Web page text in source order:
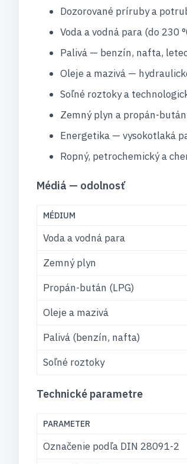
Dozorované príruby a
Voda a vodná para (do 230
Palivá — benzín, nafta,
Oleje a mazivá —
Soľné roztoky a
Zemný plyn a propán-bután
Energetika — vysokotlaká
Ropný, petrochemický a
Médiá — odolnosť
MÉDIUM
Voda a vodná para
Zemný plyn
Propán-bután (LPG)
Oleje a mazivá
Palivá (benzín, nafta)
Soľné roztoky
Technické parametre
PARAMETER
Označenie podľa DIN 28091-2